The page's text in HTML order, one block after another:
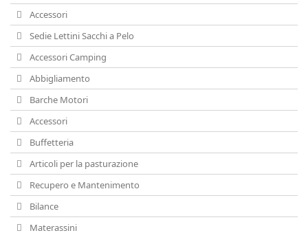
Accessori
Sedie Lettini Sacchi a Pelo
Accessori Camping
Abbigliamento
Barche Motori
Accessori
Buffetteria
Articoli per la pasturazione
Recupero e Mantenimento
Bilance
Materassini